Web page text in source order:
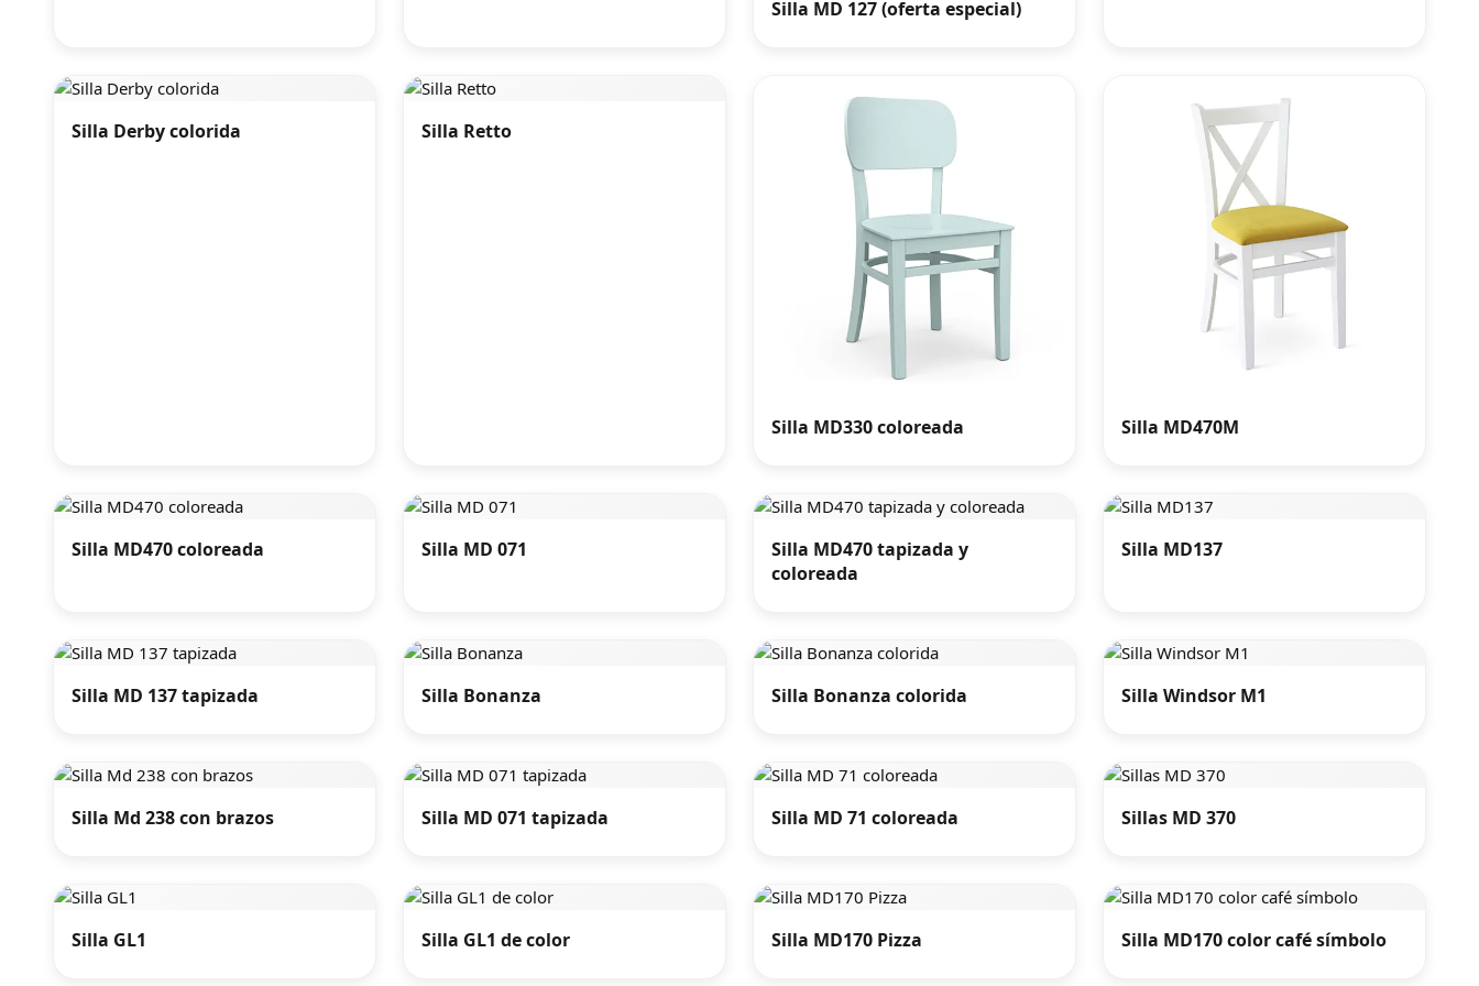
Silla MD 127 (oferta especial)
Silla Derby colorida Silla Retto
Silla MD330 coloreada Silla MD470M
Silla MD470 coloreada Silla MD 071
Silla MD470 tapizada y
coloreada
Silla MD137
Silla MD 137 tapizada Silla Bonanza Silla Bonanza colorida Silla Windsor M1
Silla Md 238 con brazos Silla MD 071 tapizada Silla MD 71 coloreada Sillas MD 370
Silla GL1 Silla GL1 de color Silla MD170 Pizza Silla MD170 color café símbolo